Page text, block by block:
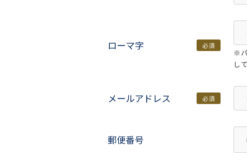
ローマ字 必須
※
し
メールアドレス 必須
郵便番号